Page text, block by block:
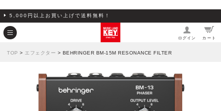
5,000円以上お買い上げで送料無料！
ログイン カート
TOP > エフェクター > BEHRINGER BM-15M RESONANCE FILTER